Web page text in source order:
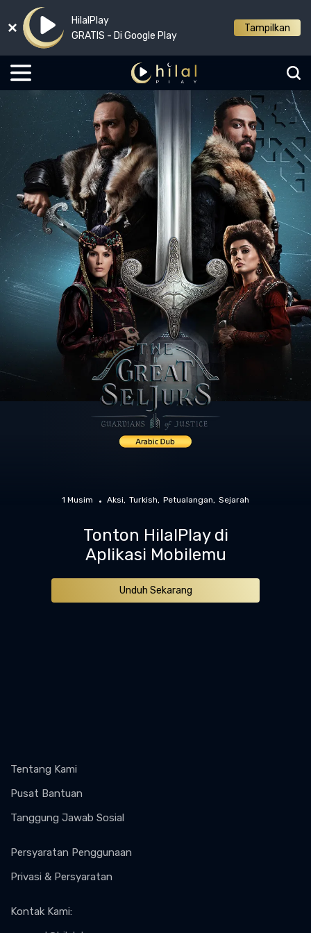
HilalPlay
GRATIS - Di Google Play
Tampilkan
1 Musim Aksi Turkish Petualangan Sejarah
Tonton HilalPlay di
Aplikasi Mobilemu
Unduh Sekarang
Tentang Kami
Pusat Bantuan
Tanggung Jawab Sosial
Persyaratan Penggunaan
Privasi & Persyaratan
Kontak Kami: